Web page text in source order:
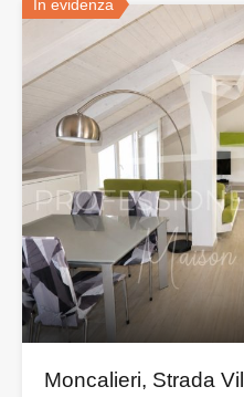
In evidenza
Moncalieri, Strada